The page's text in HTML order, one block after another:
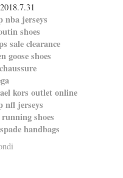
nba jerseys
shoes
sale clearance
goose shoes
kors outlet online
nfl jerseys
running shoes
handbags